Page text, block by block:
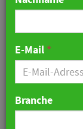
22.
E-Mail *
Branche